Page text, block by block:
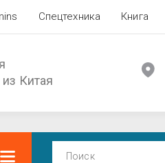
Спецтехника Книга
Китая